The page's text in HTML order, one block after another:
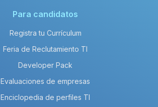
Para candidatos
Registra tu Currículum
Feria de Reclutamiento TI
Developer Pack
Evaluaciones de empresas
Enciclopedia de perfiles TI